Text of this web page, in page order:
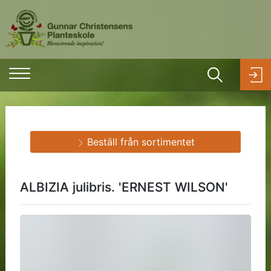
ALBIZIA julibris. 'ERNEST WILSON'
Beställ från sortimentet